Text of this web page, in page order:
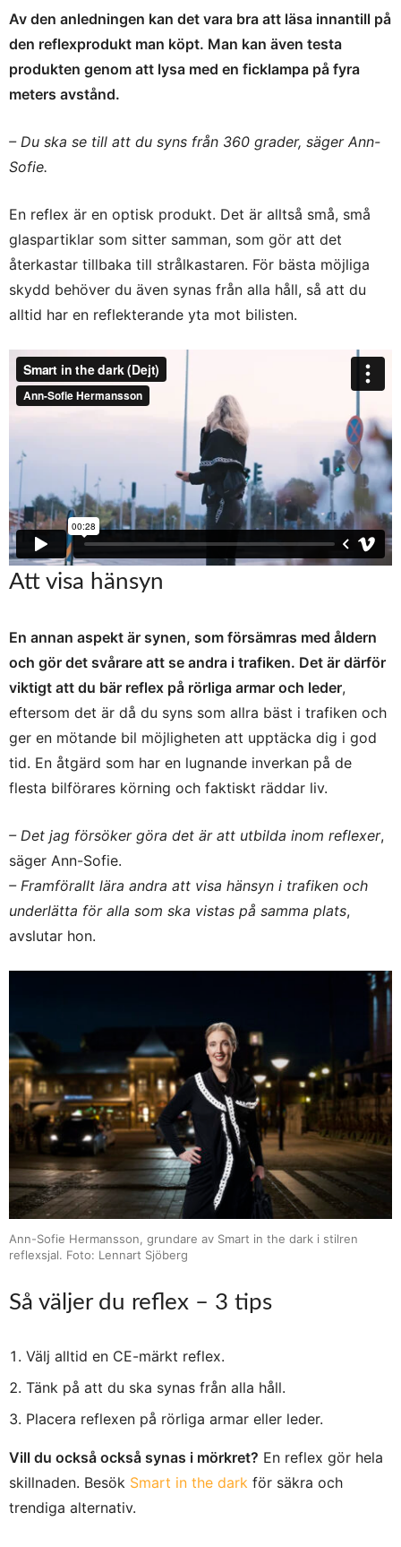
Av den anledningen kan det vara bra att läsa innantill på
den reflexprodukt man köpt. Man kan även testa
produkten genom att lysa med en ficklampa på fyra
meters avstånd.
– Du ska se till att du syns från 360 grader, säger Ann-
Sofie.
En reflex är en optisk produkt. Det är alltså små, små
glaspartiklar som sitter samman, som gör att det
återkastar tillbaka till strålkastaren. För bästa möjliga
skydd behöver du även synas från alla håll, så att du
alltid har en reflekterande yta mot bilisten.
Att visa hänsyn
En annan aspekt är synen, som försämras med åldern
och gör det svårare att se andra i trafiken. Det är därför
viktigt att du bär reflex på rörliga armar och leder,
eftersom det är då du syns som allra bäst i trafiken och
ger en mötande bil möjligheten att upptäcka dig i god
tid. En åtgärd som har en lugnande inverkan på de
flesta bilförares körning och faktiskt räddar liv.
– Det jag försöker göra det är att utbilda inom reflexer,
säger Ann-Sofie.
– Framförallt lära andra att visa hänsyn i trafiken och
underlätta för alla som ska vistas på samma plats,
avslutar hon.
Ann-Sofie Hermansson, grundare av Smart in the dark i stilren
reflexsjal. Foto: Lennart Sjöberg
Så väljer du reflex – 3 tips
Välj alltid en CE-märkt reflex.
Tänk på att du ska synas från alla håll.
Placera reflexen på rörliga armar eller leder.
Vill du också också synas i mörkret? En reflex gör hela
skillnaden. Besök Smart in the dark för säkra och
trendiga alternativ.